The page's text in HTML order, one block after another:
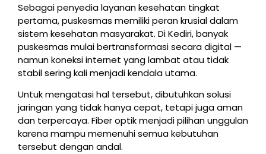
Sebagai penyedia layanan kesehatan tingkat
pertama, puskesmas memiliki peran krusial dalam
sistem kesehatan masyarakat. Di Kediri, banyak
puskesmas mulai bertransformasi secara digital —
namun koneksi internet yang lambat atau tidak
stabil sering kali menjadi kendala utama.
Untuk mengatasi hal tersebut, dibutuhkan solusi
jaringan yang tidak hanya cepat, tetapi juga aman
dan terpercaya. Fiber optik menjadi pilihan unggulan
karena mampu memenuhi semua kebutuhan
tersebut dengan andal.